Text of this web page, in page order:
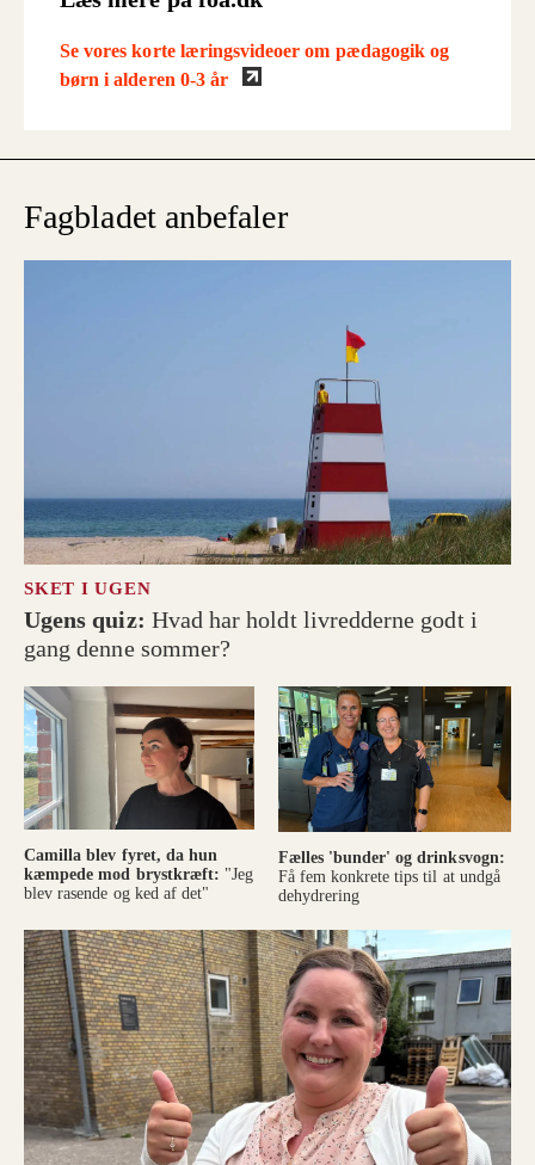
Se vores korte læringsvideoer om pædagogik og
børn i alderen 0-3 år
Fagbladet anbefaler
SKET I UGEN
Ugens quiz: Hvad har holdt livredderne godt i
gang denne sommer?
Camilla blev fyret, da hun
kæmpede mod brystkræft: "Jeg
blev rasende og ked af det"
Fælles 'bunder' og drinksvogn:
Få fem konkrete tips til at undgå
dehydrering